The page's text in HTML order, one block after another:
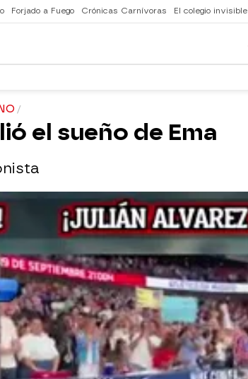
Forjado a Fuego Crónicas Carnívoras El colegio invisible
el sueño de Ema